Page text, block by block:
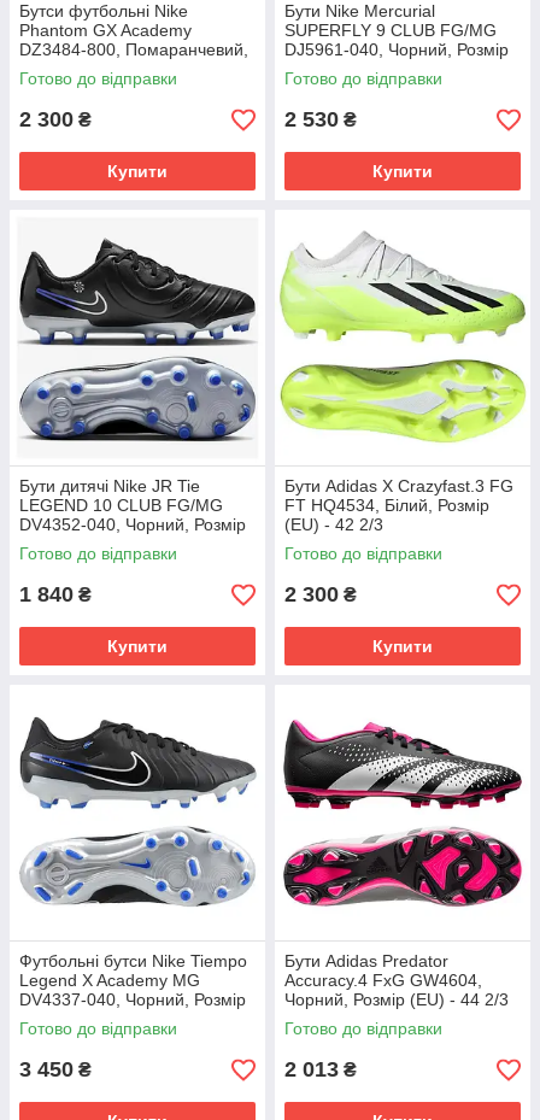
Бутси футбольні Nike
Phantom GX Academy
DZ3484-800, Помаранчевий,
Розмір (EU) - 39
Готово до відправки
2 300 ₴
Купити
Бути Nike Mercurial
SUPERFLY 9 CLUB FG/MG
DJ5961-040, Чорний, Розмір
(EU) - 42
Готово до відправки
2 530 ₴
Купити
Бути дитячі Nike JR Tie
LEGEND 10 CLUB FG/MG
DV4352-040, Чорний, Розмір
(EU) - 38.5
Готово до відправки
1 840 ₴
Купити
Бути Adidas X Crazyfast.3 FG
FT HQ4534, Білий, Розмір
(EU) - 42 2/3
Готово до відправки
2 300 ₴
Купити
Футбольні бутси Nike Tiempo
Legend X Academy MG
DV4337-040, Чорний, Розмір
(EU) - 43
Готово до відправки
3 450 ₴
Бути Adidas Predator
Accuracy.4 FxG GW4604,
Чорний, Розмір (EU) - 44 2/3
Готово до відправки
2 013 ₴